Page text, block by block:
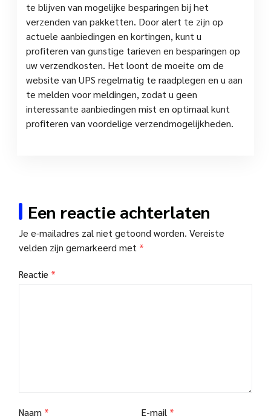
te blijven van mogelijke besparingen bij het
verzenden van pakketten. Door alert te zijn op
actuele aanbiedingen en kortingen, kunt u
profiteren van gunstige tarieven en besparingen op
uw verzendkosten. Het loont de moeite om de
website van UPS regelmatig te raadplegen en u aan
te melden voor meldingen, zodat u geen
interessante aanbiedingen mist en optimaal kunt
profiteren van voordelige verzendmogelijkheden.
Een reactie achterlaten
Je e-mailadres zal niet getoond worden. Vereiste
velden zijn gemarkeerd met *
Reactie *
Naam * E-mail *